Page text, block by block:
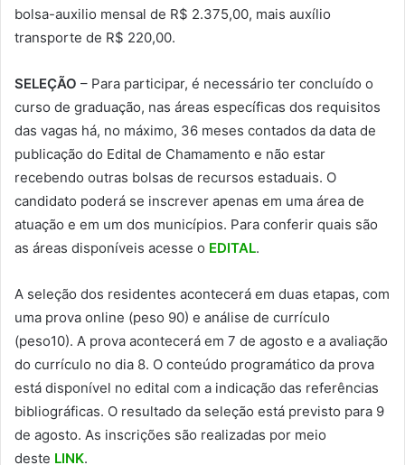
bolsa-auxilio mensal de R$ 2.375,00, mais auxílio
transporte de R$ 220,00.
SELEÇÃO – Para participar, é necessário ter concluído o
curso de graduação, nas áreas específicas dos requisitos
das vagas há, no máximo, 36 meses contados da data de
publicação do Edital de Chamamento e não estar
recebendo outras bolsas de recursos estaduais. O
candidato poderá se inscrever apenas em uma área de
atuação e em um dos municípios. Para conferir quais são
as áreas disponíveis acesse o EDITAL.
A seleção dos residentes acontecerá em duas etapas, com
uma prova online (peso 90) e análise de currículo
(peso10). A prova acontecerá em 7 de agosto e a avaliação
do currículo no dia 8. O conteúdo programático da prova
está disponível no edital com a indicação das referências
bibliográficas. O resultado da seleção está previsto para 9
de agosto. As inscrições são realizadas por meio
deste LINK.